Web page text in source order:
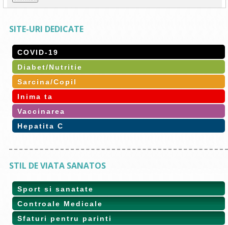
SITE-URI DEDICATE
COVID-19
Diabet/Nutritie
Sarcina/Copil
Inima ta
Vaccinarea
Hepatita C
STIL DE VIATA SANATOS
Sport si sanatate
Controale Medicale
Sfaturi pentru parinti